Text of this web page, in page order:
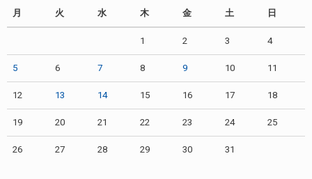
月 火 水 木 金 土 日
1 2 3 4
5 6 7 8 9 10 11
12 13 14 15 16 17 18
19 20 21 22 23 24 25
26 27 28 29 30 31